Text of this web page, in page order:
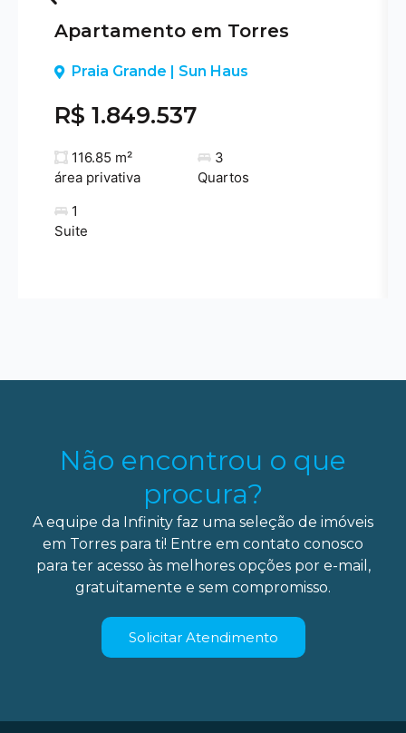
Previous
Apartamento em Torres
Praia Grande | Sun Haus
R$ 1.849.537
116.85 m²
área privativa
3
Quartos
1
Suite
Não encontrou o que
procura?
A equipe da Infinity faz uma seleção de imóveis
em Torres para ti! Entre em contato conosco
para ter acesso às melhores opções por e-mail,
gratuitamente e sem compromisso.
Solicitar Atendimento